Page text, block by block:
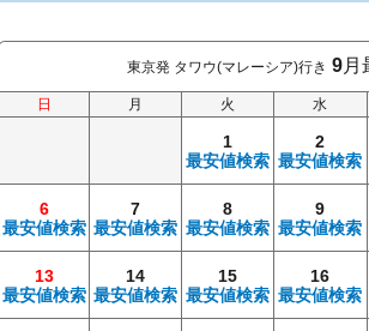
東京発 タワウ(マレーシア)行き 9月
日 月 火 水
1
最安値検索
2
最安値検索
6
最安値検索
7
最安値検索
8
最安値検索
9
最安値検索
13
最安値検索
14
最安値検索
15
最安値検索
16
最安値検索